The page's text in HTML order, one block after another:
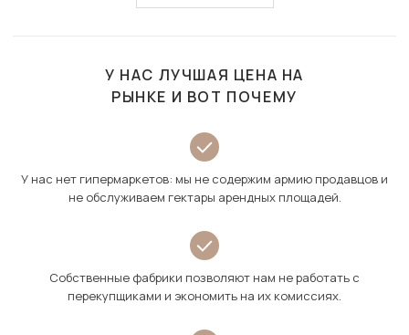
У НАС ЛУЧШАЯ ЦЕНА НА
РЫНКЕ И ВОТ ПОЧЕМУ
У нас нет гипермаркетов: мы не содержим армию продавцов и
не обслуживаем гектары арендных площадей.
Собственные фабрики позволяют нам не работать с
перекупщиками и экономить на их комиссиях.